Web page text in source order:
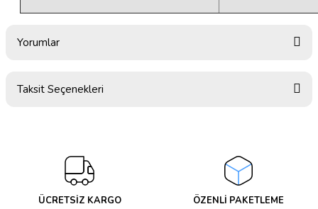
Yorumlar
Taksit Seçenekleri
ÜCRETSİZ KARGO ÖZENLİ PAKETLEME